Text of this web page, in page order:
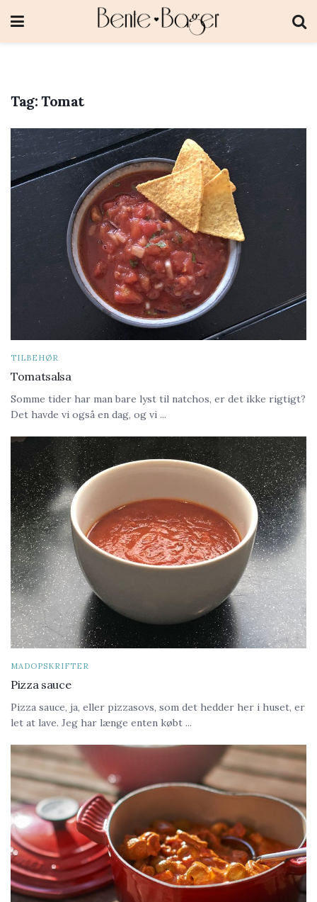
Tag: Tomat
TILBEHØR
Tomatsalsa
Somme tider har man bare lyst til natchos, er det ikke rigtigt?
Det havde vi også en dag, og vi ...
MADOPSKRIFTER
Pizza sauce
Pizza sauce, ja, eller pizzasovs, som det hedder her i huset, er
let at lave. Jeg har længe enten købt ...